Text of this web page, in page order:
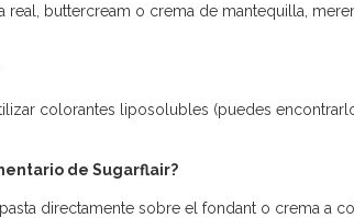
buttercream o crema de mantequilla,
colorantes liposolubles (puedes
de Sugarflair?
directamente sobre el fondant o crema a